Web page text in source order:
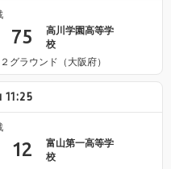
75
高川学園高等学
校
ラウンド（大阪府）
11:25
12
富山第一高等学
校